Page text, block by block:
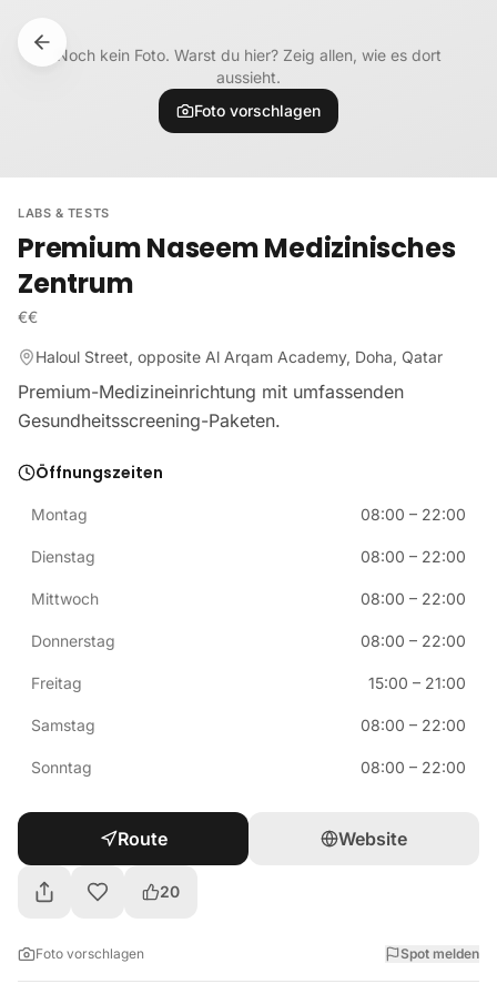
Noch kein Foto. Warst du hier? Zeig allen, wie es dort
aussieht.
Foto vorschlagen
LABS & TESTS
Premium Naseem Medizinisches
Zentrum
€€
Haloul Street, opposite Al Arqam Academy, Doha, Qatar
Premium-Medizineinrichtung mit umfassenden
Gesundheitsscreening-Paketen.
Öffnungszeiten
Montag 08:00 – 22:00
Dienstag 08:00 – 22:00
Mittwoch 08:00 – 22:00
Donnerstag 08:00 – 22:00
Freitag 15:00 – 21:00
Samstag 08:00 – 22:00
Sonntag 08:00 – 22:00
Route Website
20
Foto vorschlagen Spot melden